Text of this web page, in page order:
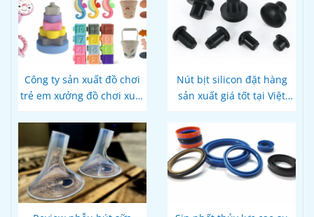
Công ty sản xuất đồ chơi
trẻ em xưởng đồ chơi xuất
Nút bịt silicon đặt hàng
sản xuất giá tốt tại Việt